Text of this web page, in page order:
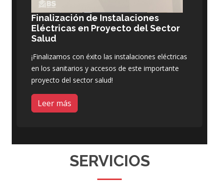
Finalización de Instalaciones
Eléctricas en Proyecto del Sector
Salud
¡Finalizamos con éxito las instalaciones eléctricas
en los sanitarios y accesos de este importante
proyecto del sector salud!
Leer más
SERVICIOS